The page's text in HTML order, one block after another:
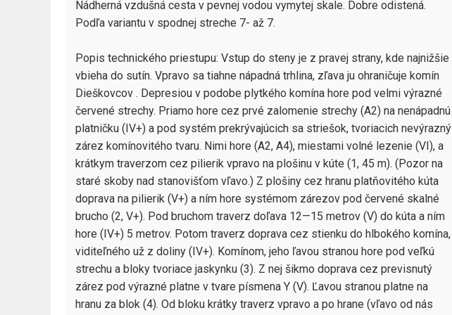
Nádherná vzdušná cesta v pevnej vodou vymytej skale. Dobre odistená.
Podľa variantu v spodnej streche 7- až 7.
Popis technického priestupu: Vstup do steny je z pravej strany, kde najnižšie
vbieha do sutín. Vpravo sa tiahne nápadná trhlina, zľava ju ohraničuje komín
Dieškovcov . Depresiou v podobe plytkého komína hore pod velmi výrazné
červené strechy. Priamo hore cez prvé zalomenie strechy (A2) na nenápadnú
platničku (IV+) a pod systém prekrývajúcich sa striešok, tvoriacich nevýrazný
zárez komínovitého tvaru. Nimi hore (A2, A4), miestami volné lezenie (VI), a
krátkym traverzom cez pilierik vpravo na plošinu v kúte (1, 45 m). (Pozor na
staré skoby nad stanovišťom vľavo.) Z plošiny cez hranu platňovitého kúta
doprava na pilierik (V+) a ním hore systémom zárezov pod červené skalné
brucho (2, V+). Pod bruchom traverz doľava 12—15 metrov (V) do kúta a ním
hore (IV+) 5 metrov. Potom traverz doprava cez stienku do hlbokého komína,
viditeľného už z doliny (IV+). Komínom, jeho ľavou stranou hore pod veľkú
strechu a bloky tvoriace jaskynku (3). Z nej šikmo doprava cez previsnutý
zárez pod výrazné platne v tvare písmena Y (V). Ľavou stranou platne na
hranu za blok (4). Od bloku krátky traverz vpravo a po hrane (vľavo od nás